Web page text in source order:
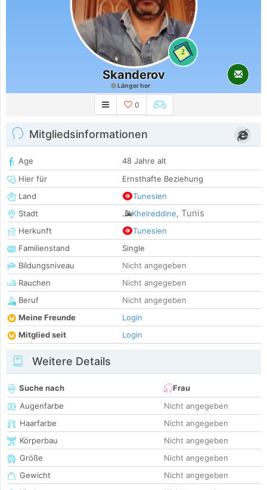
2
Skanderov
Länger her
0
Mitgliedsinformationen
Age
48 Jahre alt
Hier für
Ernsthafte Beziehung
Land
Tunesien
Stadt
Kheireddine, Tunis
Herkunft
Tunesien
Familienstand
Single
Bildungsniveau
Nicht angegeben
Rauchen
Nicht angegeben
Beruf
Nicht angegeben
Meine Freunde
Login
Mitglied seit
Login
Weitere Details
Suche nach
Frau
Augenfarbe
Nicht angegeben
Haarfarbe
Nicht angegeben
Körperbau
Nicht angegeben
Größe
Nicht angegeben
Gewicht
Nicht angegeben